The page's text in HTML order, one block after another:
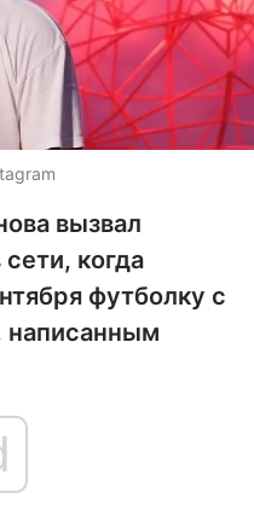
вызвал
когда
футболку с
написанным